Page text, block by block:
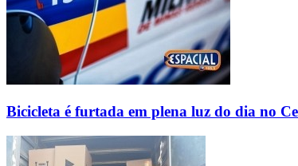
Bicicleta é furtada em plena luz do dia no